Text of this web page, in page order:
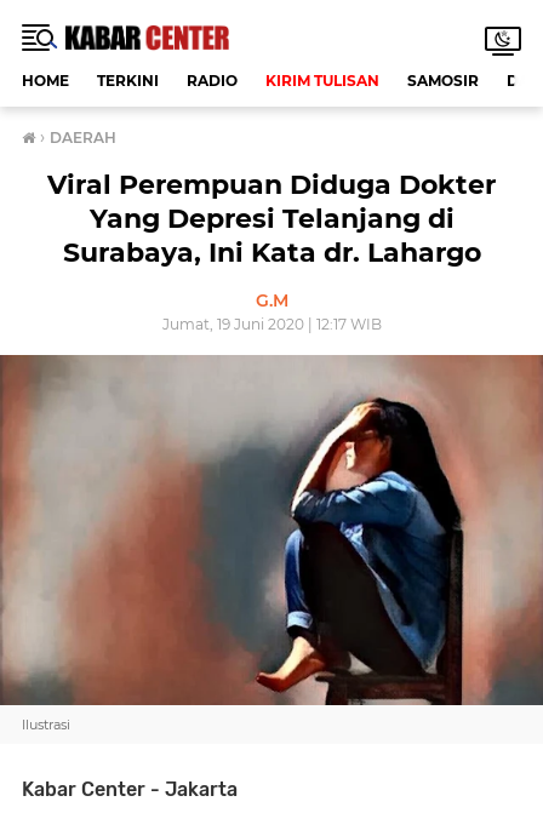
HOME TERKINI RADIO KIRIM TULISAN SAMOSIR
› DAERAH
Viral Perempuan Diduga Dokter
Yang Depresi Telanjang di
Surabaya, Ini Kata dr. Lahargo
G.M
Jumat, 19 Juni 2020 | 12:17 WIB
Ilustrasi
Kabar Center - Jakarta